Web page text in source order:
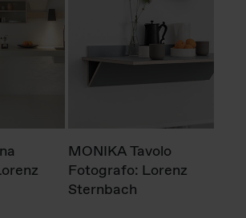
MONIKA Tavolo
Fotografo: Lorenz
Sternbach